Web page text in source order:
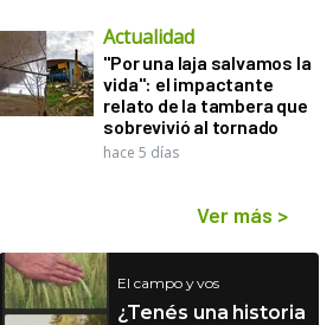
Actualidad
"Por una laja salvamos la
vida": el impactante
relato de la tambera que
sobrevivió al tornado
hace 5 días
Ver más >
El campo y vos
¿Tenés una historia